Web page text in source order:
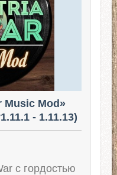
Music Mod»
- 1.11.13)
с гордостью